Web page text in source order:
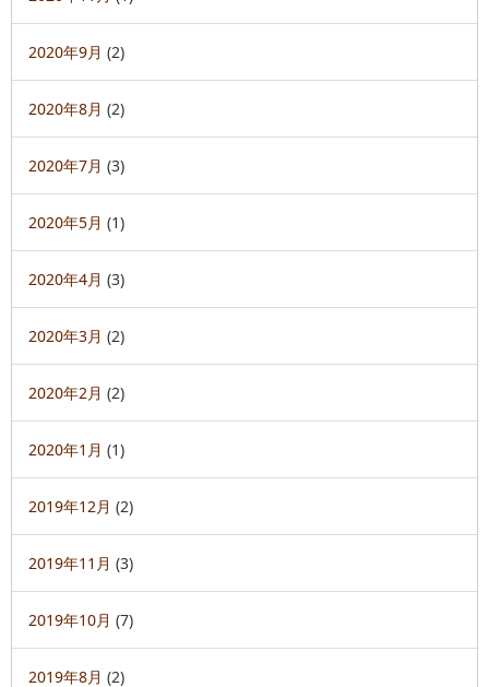
2020年9月 (2)
2020年8月 (2)
2020年7月 (3)
2020年5月 (1)
2020年4月 (3)
2020年3月 (2)
2020年2月 (2)
2020年1月 (1)
2019年12月 (2)
2019年11月 (3)
2019年10月 (7)
2019年8月 (2)